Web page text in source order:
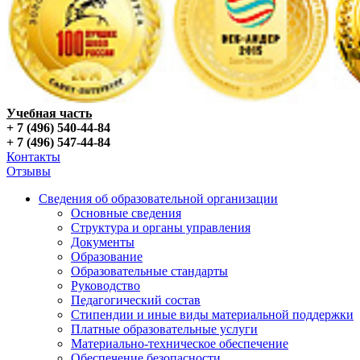
Учебная часть
+ 7 (496) 540-44-84
+ 7 (496) 547-44-84
Контакты
Отзывы
Сведения об образовательной организации
Основные сведения
Структура и органы управления
Документы
Образование
Образовательные стандарты
Руководство
Педагогический состав
Стипендии и иные виды материальной поддержки
Платные образовательные услуги
Материально-техническое обеспечение